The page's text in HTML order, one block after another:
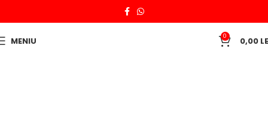
MENIU 0 0,00